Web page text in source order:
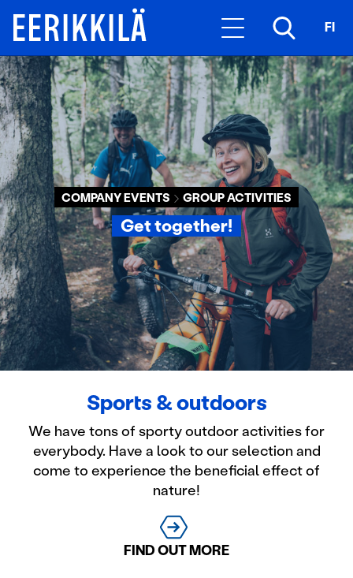
FI
COMPANY EVENTS GROUP ACTIVITIES
Get together!
Sports & outdoors
We have tons of sporty outdoor activities for
everybody. Have a look to our selection and
come to experience the beneficial effect of
nature!
FIND OUT MORE